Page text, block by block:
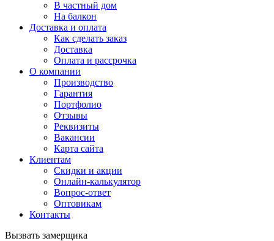
В частный дом
На балкон
Доставка и оплата
Как сделать заказ
Доставка
Оплата и рассрочка
О компании
Производство
Гарантия
Портфолио
Отзывы
Реквизиты
Вакансии
Карта сайта
Клиентам
Скидки и акции
Онлайн-калькулятор
Вопрос-ответ
Оптовикам
Контакты
Вызвать замерщика